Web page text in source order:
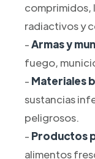
comprimidos,
radiactivos y
-Armas y
fuego,
- Materiales
sustancias
peligrosos.
- Productos
alimentos